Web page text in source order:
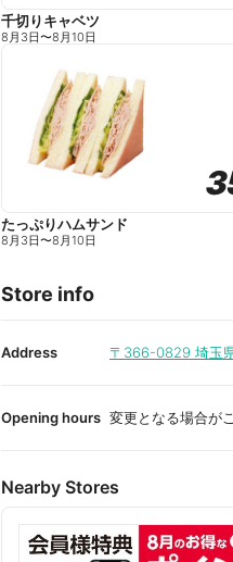
千切りキャベツ
8月3日〜8月10日
たっぷりハムサンド
8月3日〜8月10日
Store info
Address 〒366-0829 埼玉
Opening hours 変更となる場合が
Nearby Stores